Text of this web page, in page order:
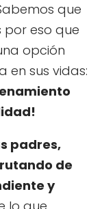
que
por eso que
opción
en sus vidas:
padres,
de
y